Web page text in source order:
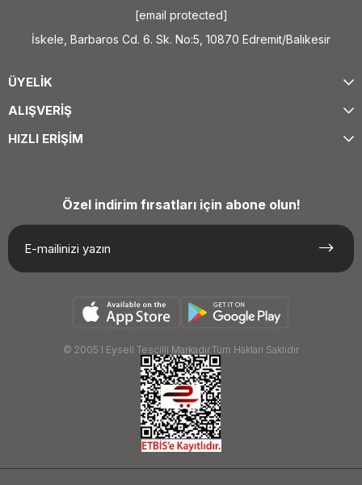
[email protected]
İskele, Barbaros Cd. 6. Sk. No:5, 10870 Edremit/Balıkesir
ÜYELİK
ALIŞVERİŞ
HIZLI ERİŞİM
Özel indirim fırsatları için abone olun!
© 2005 I Eysell Tescilli Markadır.Tüm Hakları Saklıdır